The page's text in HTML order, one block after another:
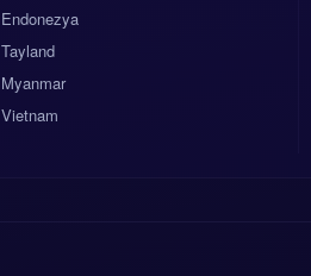
Endonezya
Tayland
Myanmar
Vietnam